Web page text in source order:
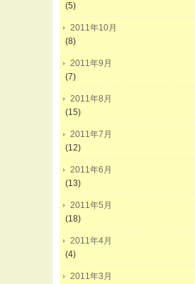
(5)
2011年10月
(8)
2011年9月
(7)
2011年8月
(15)
2011年7月
(12)
2011年6月
(13)
2011年5月
(18)
2011年4月
(4)
2011年3月